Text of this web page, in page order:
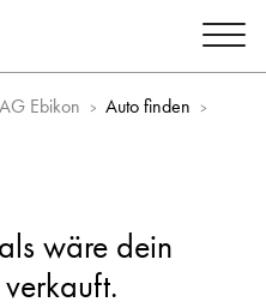
Ebikon
Auto finden
wäre dein